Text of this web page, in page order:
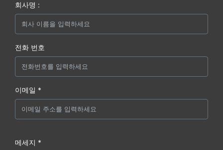
회사명 :
전화 번호
이메일 *
메세지 *